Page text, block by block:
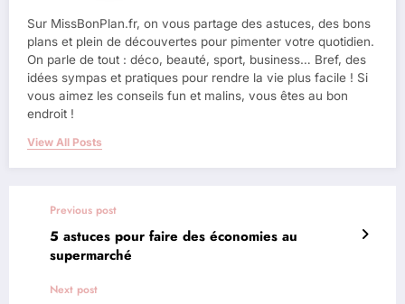
Sur MissBonPlan.fr, on vous partage des astuces, des bons
plans et plein de découvertes pour pimenter votre quotidien.
On parle de tout : déco, beauté, sport, business… Bref, des
idées sympas et pratiques pour rendre la vie plus facile ! Si
vous aimez les conseils fun et malins, vous êtes au bon
endroit !
View All Posts
Previous post
5 astuces pour faire des économies au
supermarché
Next post